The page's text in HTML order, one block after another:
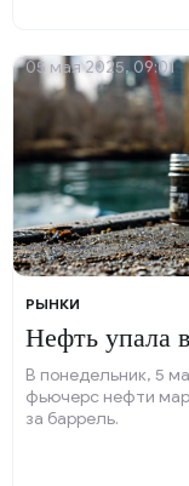
РЫНКИ
Нефть упала
В понедельник, 5
фьючерс нефти
за баррель.
05 мая 2025, 09:01